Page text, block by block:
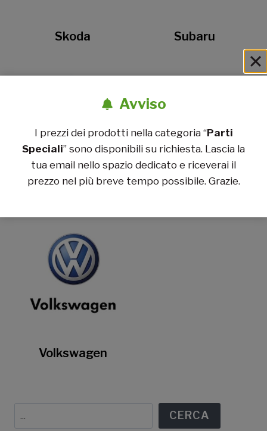
Skoda Subaru
Volkswagen
CERCA
Avviso
I prezzi dei prodotti nella categoria “Parti
Speciali” sono disponibili su richiesta. Lascia la
tua email nello spazio dedicato e riceverai il
prezzo nel più breve tempo possibile. Grazie.